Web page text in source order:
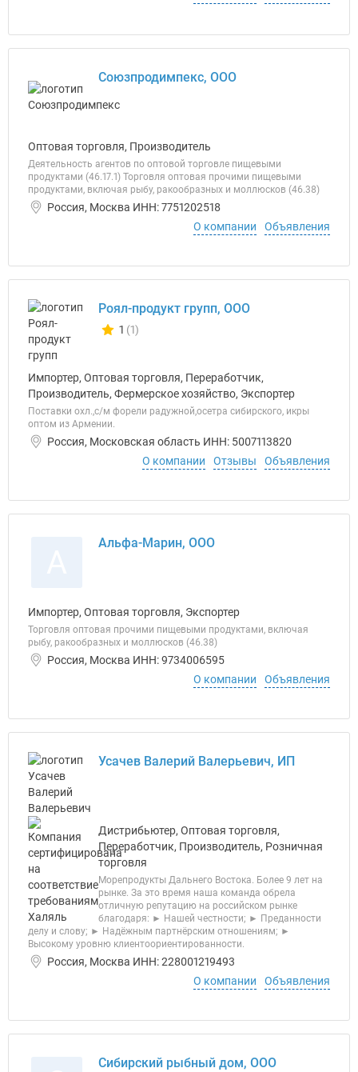
Союзпродимпекс, ООО
Оптовая торговля, Производитель
Деятельность агентов по оптовой торговле пищевыми
продуктами (46.17.1) Торговля оптовая прочими пищевыми
продуктами, включая рыбу, ракообразных и моллюсков (46.38)
Россия, Москва ИНН: 7751202518
О компании
Объявления
Роял-продукт групп, ООО
Количество отзывов у компании всего и сегодня
1 (1)
Импортер, Оптовая торговля, Переработчик,
Производитель, Фермерское хозяйство, Экспортер
Поставки охл.,с/м форели радужной,осетра сибирского, икры
оптом из Армении.
Россия, Московская область ИНН: 5007113820
О компании
Отзывы Объявления
Альфа-Марин, ООО
Импортер, Оптовая торговля, Экспортер
Торговля оптовая прочими пищевыми продуктами, включая
рыбу, ракообразных и моллюсков (46.38)
Россия, Москва ИНН: 9734006595
О компании
Объявления
Усачев Валерий Валерьевич, ИП
Дистрибьютер, Оптовая торговля,
Переработчик, Производитель, Розничная
торговля
Морепродукты Дальнего Востока. Более 9 лет на
рынке. За это время наша команда обрела
отличную репутацию на российском рынке
благодаря: ► Нашей честности; ► Преданности
делу и слову; ► Надёжным партнёрским отношениям; ►
Высокому уровню клиентоориентированности.
Россия, Москва ИНН: 228001219493
О компании
Объявления
Сибирский рыбный дом, ООО